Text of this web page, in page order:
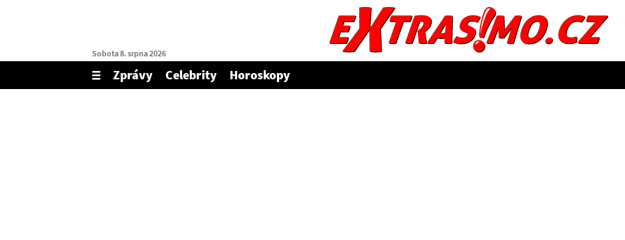
Sobota 8. srpna 2026
Zobrazit/skrýt
menu
Zprávy Celebrity Horoskopy